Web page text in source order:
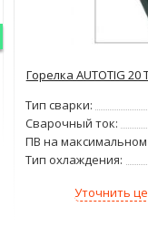
Горелка AUTOTIG 20
Тип сварки:
Сварочный ток:
ПВ на максимальном
Тип охлаждения:
Уточнить